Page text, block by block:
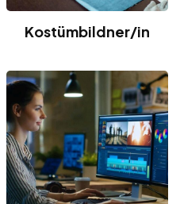
Kostümbildner/in